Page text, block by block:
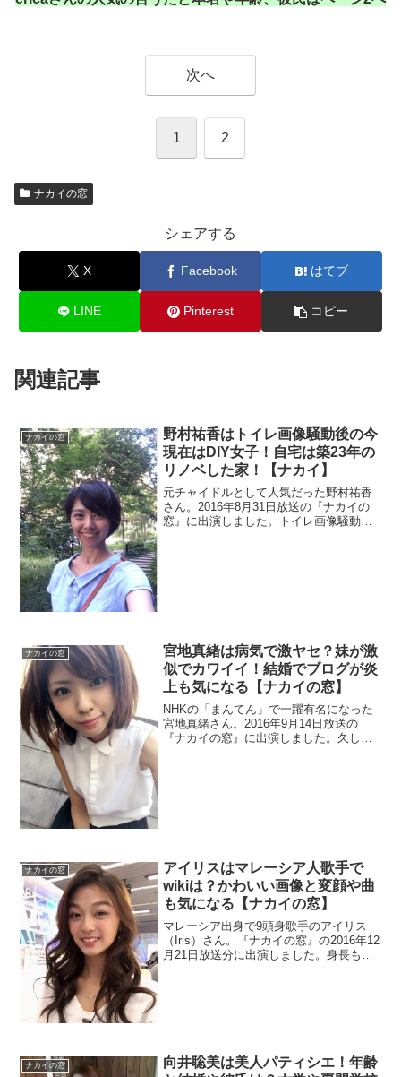
次へ
1 2
ナカイの窓
シェアする
X Facebook はてブ
LINE Pinterest コピー
関連記事
ナカイの窓
野村祐香はトイレ画像騒動後の今
現在はDIY女子！自宅は築23年の
リノベした家！【ナカイ】
元チャイドルとして人気だった野村祐香
さん。2016年8月31日放送の『ナカイの
窓』に出演しました。トイレ画像騒動と
ナカイの窓
宮地真緒は病気で激ヤセ？妹が激
似でカワイイ！結婚でブログが炎
上も気になる【ナカイの窓】
NHKの「まんてん」で一躍有名になった
宮地真緒さん。2016年9月14日放送の
『ナカイの窓』に出演しました。久しぶ
ナカイの窓
アイリスはマレーシア人歌手で
wikiは？かわいい画像と変顔や曲
も気になる【ナカイの窓】
マレーシア出身で9頭身歌手のアイリス
（Iris）さん。『ナカイの窓』の2016年12
月21日放送分に出演しました。身長も
ナカイの窓
向井聡美は美人パティシエ！年齢